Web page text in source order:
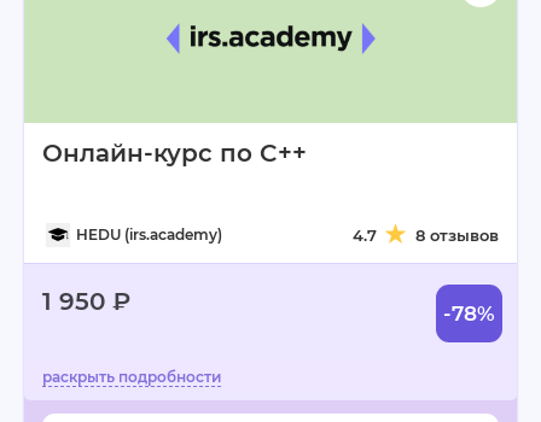
Онлайн-курс по C++
HEDU (irs.academy) 4.7 8 отзывов
1 950 ₽ -78%